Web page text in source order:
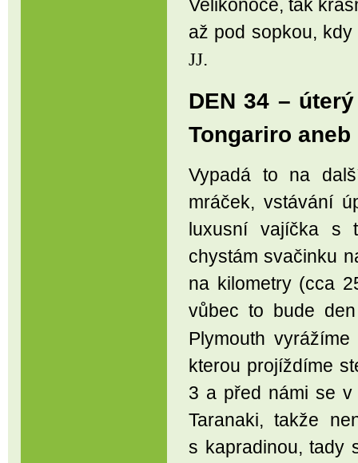
Velikonoce, tak
až pod sopkou,
JJ.
DEN 34 –
Tongariro
Vypadá to na
mráček, vstávání
luxusní vajíčka s
chystám svačinku
na kilometry (cca
vůbec to bude
Plymouth
kterou projíždíme
3 a před námi se v
Taranaki, takže
s kapradinou, tady